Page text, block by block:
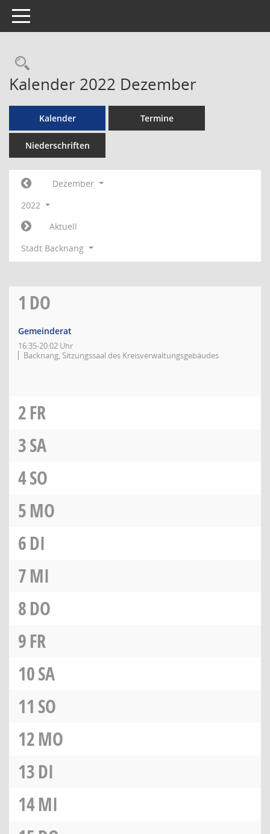
Toggle navigation
Rechercheauswahl
Kalender 2022 Dezember
Kalender Termine
Niederschriften
Dezember
2022
Aktuell
Stadt Backnang
1 DO
Gemeinderat
16:35-20:02 Uhr
Backnang, Sitzungssaal des Kreisverwaltungsgebäudes
2FR
3SA
4SO
5MO
6DI
7MI
8DO
9FR
10SA
11 SO
12MO
13DI
14MI